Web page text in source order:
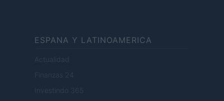
ESPANA Y LATINOAMERICA
Actualidad
Finanzas 24
Investindo 365